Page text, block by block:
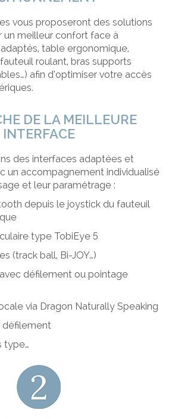
vous proposeront des solutions
un meilleur confort face à
table ergonomique,
roulant, bras supports
afin d’optimiser votre accès
DE LA MEILLEURE
INTERFACE
des interfaces adaptées et
un accompagnement individualisé
et leur paramétrage :
depuis le joystick du fauteuil
type TobiEye 5
(track ball, Bi-JOY…)
défilement ou pointage
via Dragon Naturally Speaking
défilement
type…